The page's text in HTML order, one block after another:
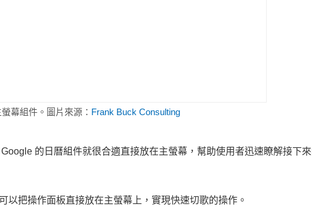
幕組件。圖片來源： Frank Buck Consulting
的日曆組件就很合適直接放在主螢幕，幫助使用者迅速瞭解接下
以把操作面板直接放在主螢幕上，實現快速切歌的操作。